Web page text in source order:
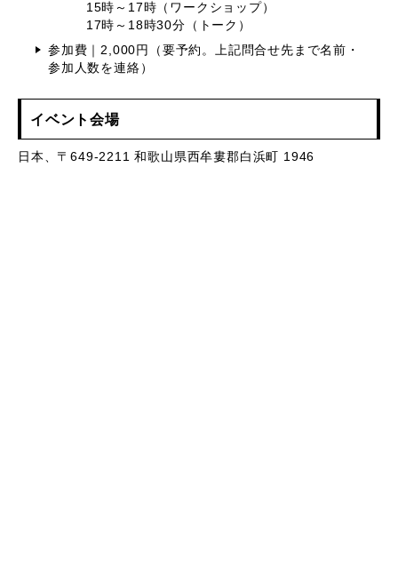
15時～17時（ワークショップ）
17時～18時30分（トーク）
参加費｜2,000円（要予約。上記問合せ先まで名前・
参加人数を連絡）
イベント会場
日本、〒649-2211 和歌山県西牟婁郡白浜町 1946